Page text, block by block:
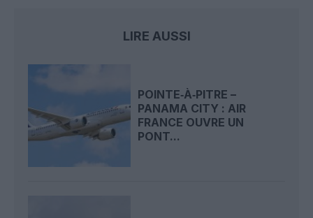
LIRE AUSSI
POINTE‑À‑PITRE –
PANAMA CITY : AIR
FRANCE OUVRE UN
PONT...